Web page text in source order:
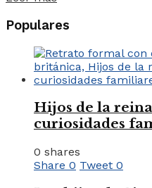
Populares
Hijos de la
curiosidades
0 shares
Share 0 Tweet 0